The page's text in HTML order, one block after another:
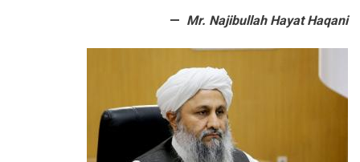
Mr. Najibullah Hayat Haqani